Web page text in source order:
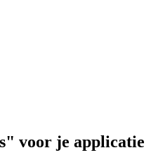
voor je applicatie